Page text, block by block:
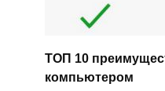
ТОП 10
компьютером